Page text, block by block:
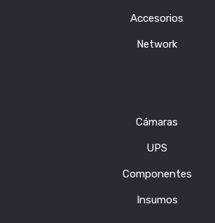
Accesorios
Network
Cámaras
UPS
Componentes
Insumos